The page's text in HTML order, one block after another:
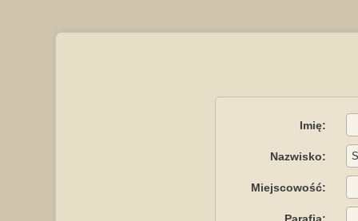
Imię:
Nazwisko:
Miejscowość:
Parafia: